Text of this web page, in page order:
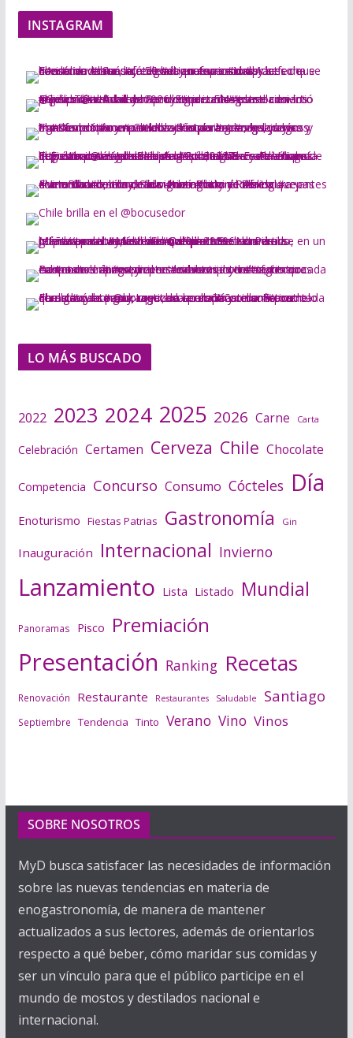
INSTAGRAM
LO MÁS BUSCADO
2022 2023 2024 2025 2026 Carne Carta
Celebración Certamen Cerveza Chile Chocolate
Competencia Concurso Consumo Cócteles Día
Enoturismo Fiestas Patrias Gastronomía Gin
Inauguración Internacional Invierno
Lanzamiento Lista Listado Mundial
Panoramas Pisco Premiación
Presentación Ranking Recetas
Renovación Restaurante Restaurantes Saludable Santiago
Septiembre Tendencia Tinto Verano Vino Vinos
SOBRE NOSOTROS
MyD busca satisfacer las necesidades de información
sobre las nuevas tendencias en materia de
enogastronomía, de manera de mantener
actualizados a sus lectores, además de orientarlos
respecto a qué beber, cómo maridar sus comidas y
ser un vínculo para que el público participe en el
mundo de mostos y destilados nacional e
internacional.